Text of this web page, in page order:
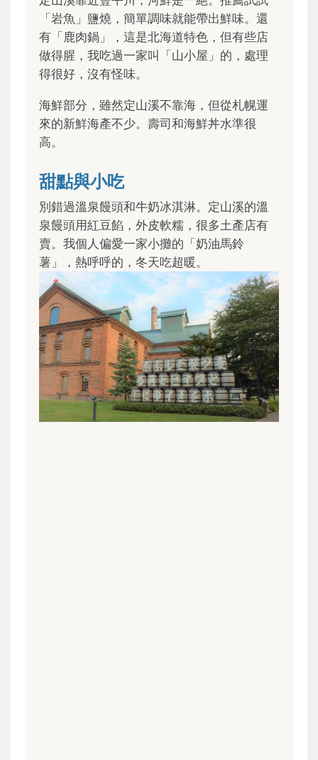
「岩魚」鹽燒，簡單調味就能帶出鮮味。還
有「鹿肉鍋」，這是北海道特色，但有些店
做得腥，我吃過一家叫「山小屋」的，處理
得很好，沒有怪味。
海鮮部分，雖然定山溪不靠海，但從札幌運
來的新鮮海產不少。壽司和海鮮丼水準很
高。
甜點與小吃
別錯過溫泉饅頭和牛奶冰淇淋。定山溪的溫
泉饅頭用紅豆餡，外皮軟糯，很多土產店有
賣。我個人偏愛一家小攤的「奶油馬鈴
薯」，熱呼呼的，冬天吃超暖。